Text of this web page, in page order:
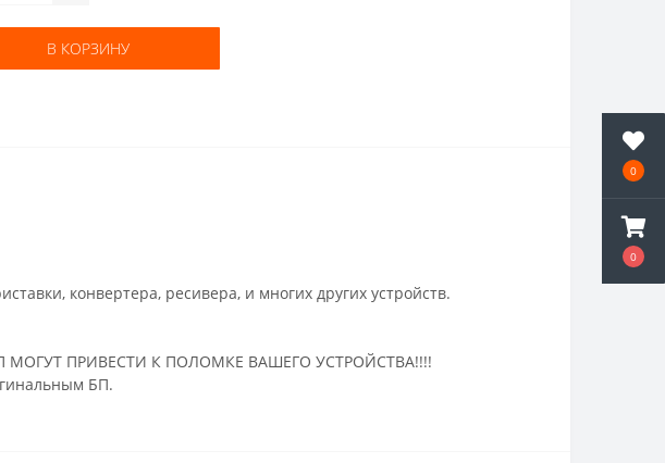
0
0
В КОРЗИНУ
конвертера, ресивера, и многих других устройств.
МОГУТ ПРИВЕСТИ К ПОЛОМКЕ ВАШЕГО УСТРОЙСТВА!!!!
БП.